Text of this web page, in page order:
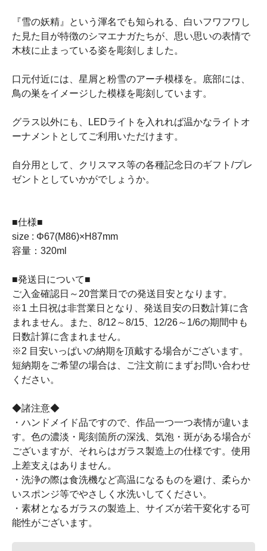
『雪の妖精』という渾名でも知られる、白いフワフワし
た見た目が特徴のシマエナガたちが、思い思いの表情で
木枝に止まっている姿を彫刻しました。
口元付近には、星屑と粉雪のアーチ模様を。底部には、
鳥の巣をイメージした模様を彫刻しています。
グラス以外にも、LEDライトを入れれば温かなライトオ
ーナメントとしてご利用いただけます。
自分用として、クリスマス等の各種記念日のギフト/プレ
ゼントとしていかがでしょうか。
■仕様■
size : Φ67(M86)×H87mm
容量：320ml
■発送日について■
ご入金確認日～20営業日での発送目安となります。
※1 土日祝は非営業日となり、発送目安の日数計算に含
まれません。また、8/12～8/15、12/26～1/6の期間中も
日数計算に含まれません。
※2 目安いっぱいの納期を頂戴する場合がございます。
短納期をご希望の場合は、ご注文前にまずお問い合わせ
ください。
◆諸注意◆
・ハンドメイド品ですので、作品一つ一つ表情が違いま
す。色の濃淡・彫刻箇所の深浅、気泡・斑がある場合が
ございますが、それらはガラス製造上の仕様です。使用
上差支えはありません。
・洗浄の際は食洗機など高温になるものを避け、柔らか
いスポンジ等でやさしく水洗いしてください。
・素材となるガラスの製造上、サイズが若干変化する可
能性がございます。